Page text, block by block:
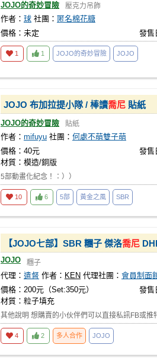
JOJO的奇妙冒險 壓克力吊飾
作者： 球 社團： 匿名棉花糖
價格：未定
發售
1 1 JOJO的奇妙冒險 JOJO
JOJO 布加拉提小隊 / 棒讀喬尼 貼紙
JOJO的奇妙冒險 貼紙
作者： mifuyu 社團： 何處不萌雙子萌
價格：40元
發售
材質：模造/銅版
5部動畫化紀念！：））
10 6 5部 黃金之風 SBR
【JOJO七部】SBR 糰子 傑洛喬尼
JOJO 糰子
代理： 遣督 作者： KEN 代理社團： 會員制面
價格：200元（Set:350元）
發售
材質：粒子填充
其他說明 想購賣的小伙伴們可以直接私訊FB或
4 2 多人合作 JOJO